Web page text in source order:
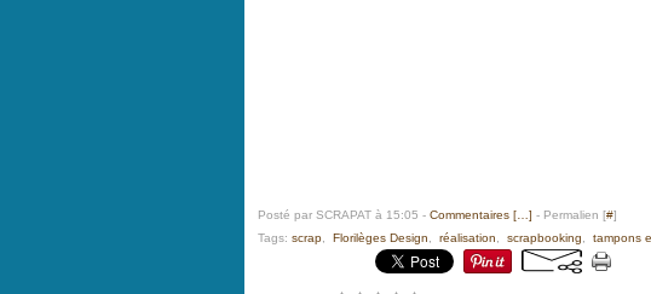
Posté par SCRAPAT à 15:05 - Commentaires [ ] - Permalien [#]
Tags: scrap Florilèges Design réalisation scrapbooking tampons